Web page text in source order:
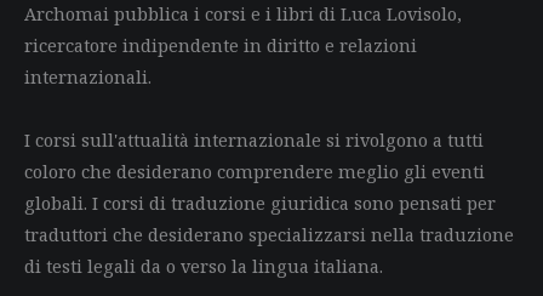
Archomai pubblica i corsi e i libri di Luca Lovisolo,
ricercatore indipendente in diritto e relazioni
internazionali.
I corsi sull'attualità internazionale si rivolgono a tutti
coloro che desiderano comprendere meglio gli eventi
globali. I corsi di traduzione giuridica sono pensati per
traduttori che desiderano specializzarsi nella traduzione
di testi legali da o verso la lingua italiana.